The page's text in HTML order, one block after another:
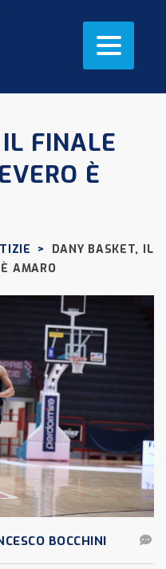
FINALE
È
>
DANY BASKET, IL
AMARO
BOCCHINI